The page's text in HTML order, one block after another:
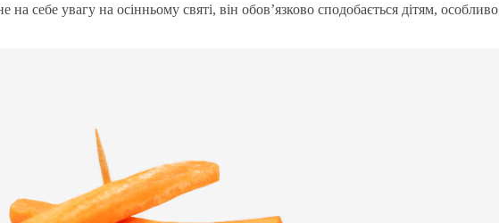
себе увагу на осінньому святі, він обов’язково сподобається дітям, особливо